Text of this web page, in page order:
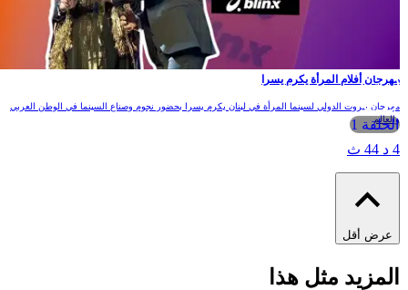
الحلقة 1
مهرجان أفلام المرأة يكرم يسرا
مهرجان بيروت الدولي لسينما المرأة في لبنان يكرم يسرا بحضور نجوم وصناع السينما في الوطن العربي
والعالم
عرض أقل
المزيد مثل هذا